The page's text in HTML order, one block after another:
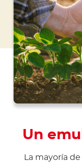
Un
La mayoría